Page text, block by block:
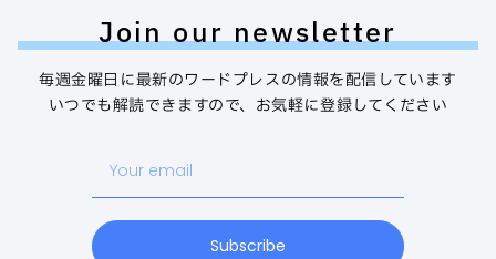
Join our newsletter
毎週金曜日に最新のワードプレスの情報を配信しています
いつでも解読できますので、お気軽に登録してください
email
Subscribe